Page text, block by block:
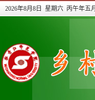
2026年8月8日 星期六 丙午年五